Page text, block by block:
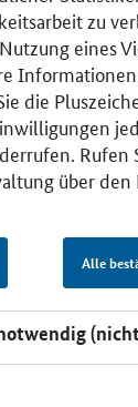
für
zu
eines
die
Rufen
über den
Alle